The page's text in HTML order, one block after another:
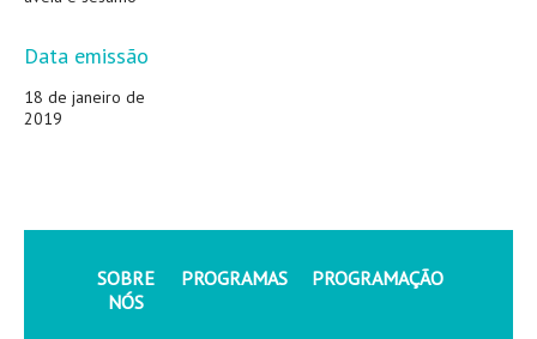
Data emissão
18 de janeiro de
2019
SOBRE
NÓS
PROGRAMAS PROGRAMAÇÃO